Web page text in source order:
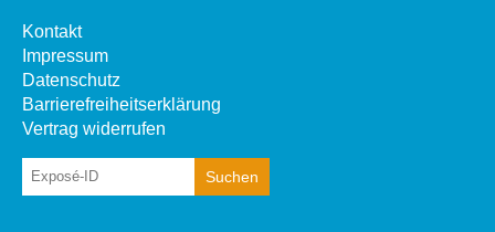
Kontakt
Impressum
Datenschutz
Barrierefreiheitserklärung
Vertrag widerrufen